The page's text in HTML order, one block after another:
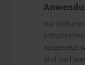
Die
ausgesetzt
und